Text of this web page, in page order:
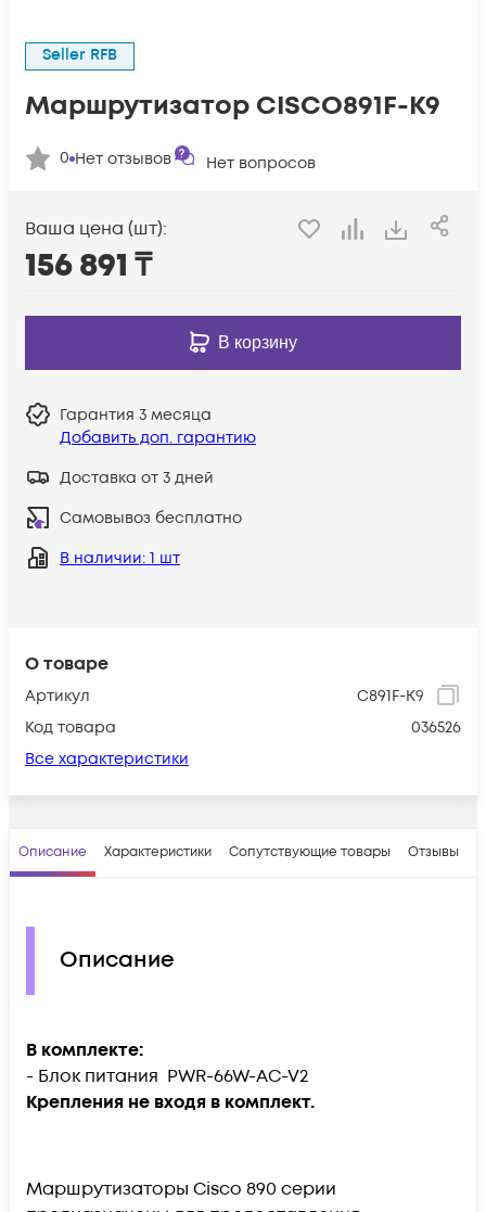
О товаре
Артикул
C891F-K9
Код товара
036526
Все характеристики
Seller RFB
Маршрутизатор CISCO891F-K9
0 Нет отзывов Нет вопросов
Ваша цена (шт):
156 891 ₸
В корзину
Гарантия 3 месяца
Добавить доп. гарантию
Доставка от 3 дней
Самовывоз бесплатно
В наличии: 1 шт
Описание Характеристики Сопутствующие товары Отзывы
Описание
В комплекте:
- Блок питания PWR-66W-AC-V2
Крепления не входя в комплект.
Маршрутизаторы Cisco 890 серии